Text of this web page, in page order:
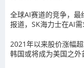
全球AI赛道的竞争，最
报道， SK海力士在AI需
2021年以来股价涨幅超
韩国或将成为美国之外